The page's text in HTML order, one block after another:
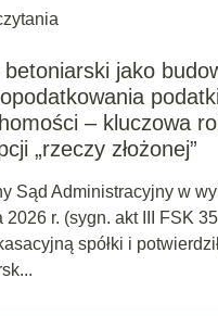
betoniarski jako
– kluczowa
„rzeczy złożonej”
Sąd Administracyjny w
2026 r. (sygn. akt III FSK
spółki i